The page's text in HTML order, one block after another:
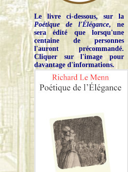
Le livre ci-dessous, sur la
Poétique de l'Élégance, ne
sera édité que lorsqu'une
centaine de personnes
l'auront précommandé.
Cliquer sur l'image pour
davantage d'informations.